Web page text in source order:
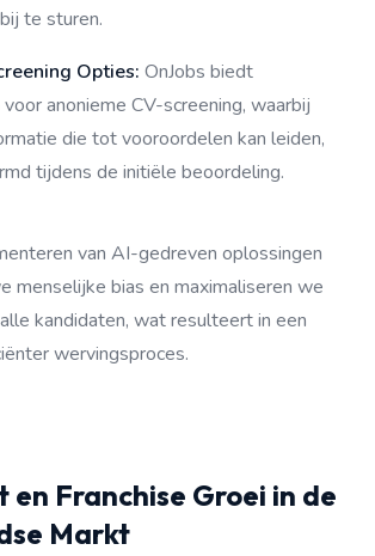
te sturen.
Opties: OnJobs biedt
anonieme CV-screening, waarbij
die tot vooroordelen kan leiden,
tijdens de initiële beoordeling.
van AI-gedreven oplossingen
menselijke bias en maximaliseren we
kandidaten, wat resulteert in een
wervingsproces.
en Franchise Groei in de
Markt